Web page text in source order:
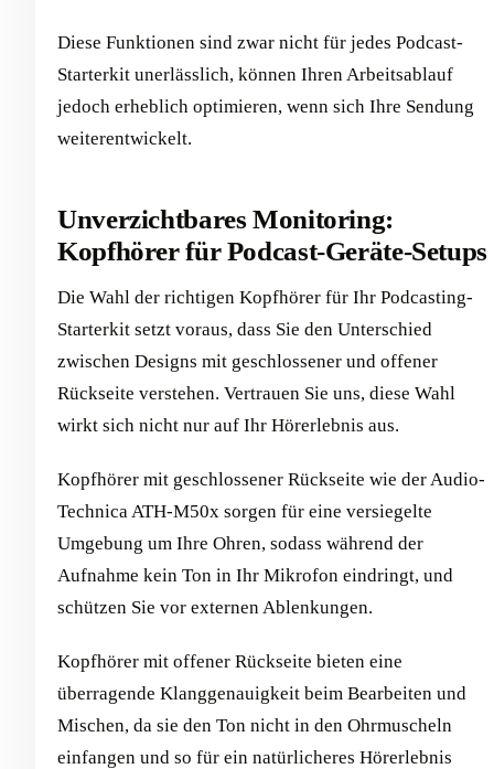
Diese Funktionen sind zwar nicht für jedes Podcast-
Starterkit unerlässlich, können Ihren Arbeitsablauf
jedoch erheblich optimieren, wenn sich Ihre Sendung
weiterentwickelt.
Unverzichtbares Monitoring:
Kopfhörer für Podcast-Geräte-Setups
Die Wahl der richtigen Kopfhörer für Ihr Podcasting-
Starterkit setzt voraus, dass Sie den Unterschied
zwischen Designs mit geschlossener und offener
Rückseite verstehen. Vertrauen Sie uns, diese Wahl
wirkt sich nicht nur auf Ihr Hörerlebnis aus.
Kopfhörer mit geschlossener Rückseite wie der Audio-
Technica ATH-M50x sorgen für eine versiegelte
Umgebung um Ihre Ohren, sodass während der
Aufnahme kein Ton in Ihr Mikrofon eindringt, und
schützen Sie vor externen Ablenkungen.
Kopfhörer mit offener Rückseite bieten eine
überragende Klanggenauigkeit beim Bearbeiten und
Mischen, da sie den Ton nicht in den Ohrmuscheln
einfangen und so für ein natürlicheres Hörerlebnis